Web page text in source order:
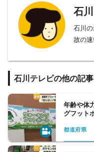
石
石川
故の速
石川テレビの他の記事
年齢や体
グフット
都道府県